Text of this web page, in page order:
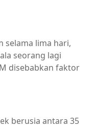
selama lima hari,
seorang lagi
disebabkan faktor
berusia antara 35